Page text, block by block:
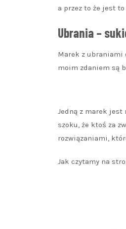
a przez to że jest
Ubrania –
Marek z ubraniami
moim zdaniem są
Jedną z marek jest
szoku, że ktoś za
rozwiązaniami,
Jak czytamy na